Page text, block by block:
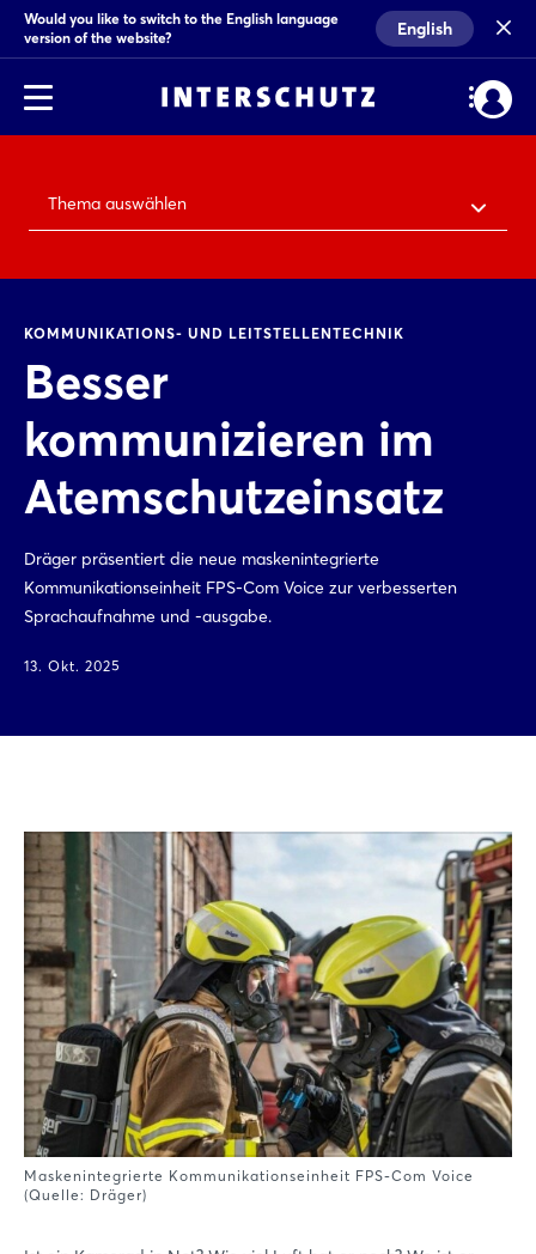
Would you like to switch to the English language
version of the website?
English
Thema auswählen
KOMMUNIKATIONS- UND LEITSTELLENTECHNIK
Besser
kommunizieren im
Atemschutzeinsatz
Dräger präsentiert die neue maskenintegrierte
Kommunikationseinheit FPS-Com Voice zur verbesserten
Sprachaufnahme und -ausgabe.
13. Okt. 2025
Maskenintegrierte Kommunikationseinheit FPS-Com Voice
(Quelle: Dräger)